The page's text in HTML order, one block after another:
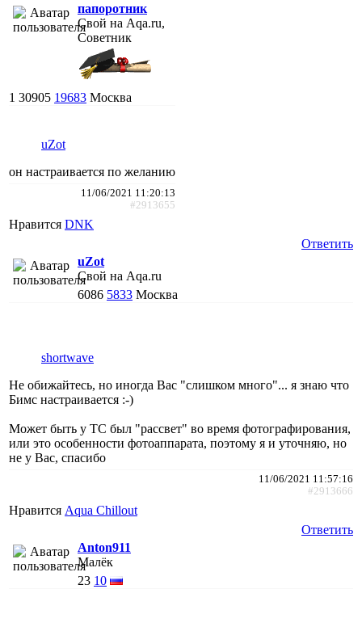
папоротник
Свой на Aqa.ru,
Советник
1 30905 19683 Москва
uZot
он настраивается по желанию
11/06/2021 11:20:13
#2913655
Нравится DNK
Ответить
uZot
Свой на Aqa.ru
6086 5833 Москва
shortwave
Не обижайтесь, но иногда Вас "слишком много"... я знаю что
Бимс настраивается :-)
Может быть у ТС был "рассвет" во время фотографирования,
или это особенности фотоаппарата, поэтому я и уточняю, но
не у Вас, спасибо
11/06/2021 11:57:16
#2913666
Нравится Aqua Chillout
Ответить
Anton911
Малёк
23 10